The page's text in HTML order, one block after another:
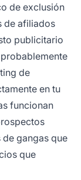
de exclusión
de afiliados
publicitario
de
en tu
funcionan
gangas que
que